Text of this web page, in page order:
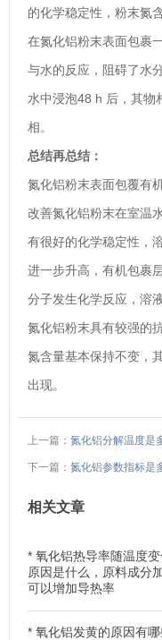
的化学稳定性，粉末氮
在氮化铝粉末表面包裹
与水的反应，阻碍了水
水中浸泡48 h 后，其物
相。
总结再总结：
氮化铝粉末表面包覆有
改善氮化铝粉末在室温
有很好的化学稳定性，
进一步升高，有机包裹
分子发生化学反应，溶
氮化铝粉末具有较强的
氮含量基本保持不变，
出现。
上一篇： 氮化铝分解温度是
下一篇： 氮化铝参数指标是
相关文章
* 氧化铝热导率随温度
原因是什么，原料成分
可以增加导热率
* 氧化铝发黄的原因有哪